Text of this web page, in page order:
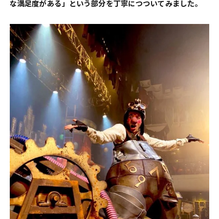
な満足度がある」という部分を丁寧につついてみました。